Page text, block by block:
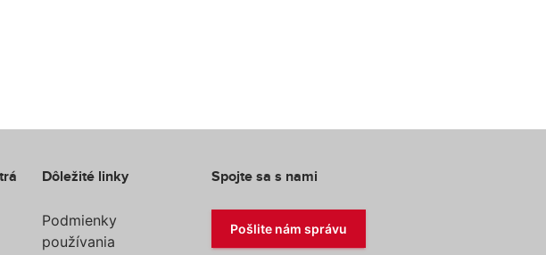
Dôležité linky
Podmienky
používania
Spojte sa s nami
Pošlite nám správu